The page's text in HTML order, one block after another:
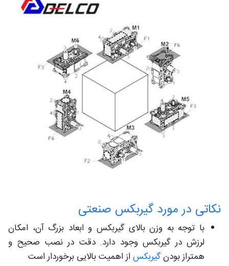
نکاتی در مورد گیربکس صنعتی
با توجه به وزن بالای گیربکس و ابعاد بزرگ آن، امکان
لرزش در گیربکس وجود دارد. دقت در نصب صحیح و
همتراز بودنگیربکساز اهمیت بالایی برخوردار است